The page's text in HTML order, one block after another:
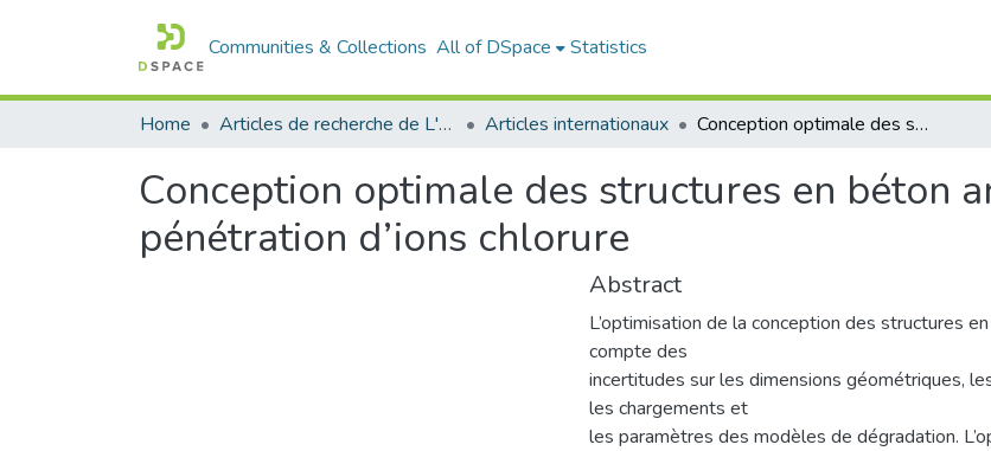
Communities & Collections All of DSpace Statistics
Home Articles de recherche de L'UABT Articles internationaux Conception optimale des structures en béton armé soumises à la pénétration d’ions chlorure
Conception optimale des structures en béton
pénétration d’ions chlorure
Abstract
L’optimisation de la conception des structures
compte des
incertitudes sur les dimensions géométriques,
les chargements et
les paramètres des modèles de dégradation.